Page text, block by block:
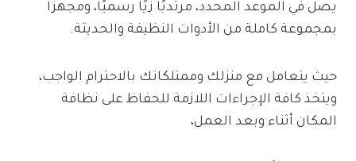
يصل في الموعد المحدد، مرتديًا زيًا رسميًا، ومجهزًا
بمجموعة كاملة من الأدوات النظيفة والحديثة.
حيث يتعامل مع منزلك وممتلكاتك بالاحترام الواجب،
ويتخذ كافة الإجراءات اللازمة للحفاظ على نظافة
المكان أثناء وبعد العمل،